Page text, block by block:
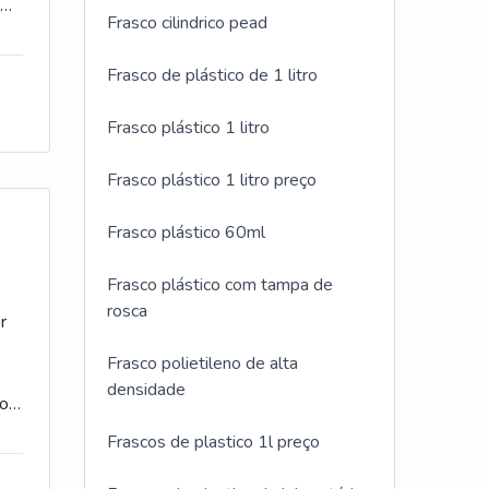
Frasco cilindrico pead
Frasco de plástico de 1 litro
Frasco plástico 1 litro
Frasco plástico 1 litro preço
Frasco plástico 60ml
Frasco plástico com tampa de
rosca
Frasco polietileno de alta
densidade
Frascos de plastico 1l preço